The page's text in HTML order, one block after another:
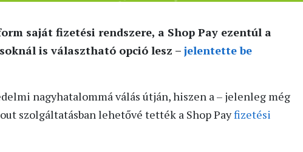
saját fizetési rendszere, a Shop Pay ezentúl a
is választható opció lesz – jelentette be
nagyhatalommá válás útján, hiszen a – jelenleg még
szolgáltatásban lehetővé tették a Shop Payfizetési